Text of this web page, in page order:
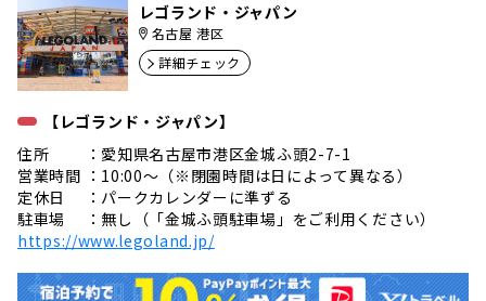
レゴランド・ジャパン
名古屋 港区
詳細チェック
【レゴランド・ジャパン】
住所 ：愛知県名古屋市港区金城ふ頭2-7-1
営業時間 ：10:00〜（※閉園時間は日によって異なる）
定休日 ：パークカレンダーに準ずる
駐車場 ：無し（「金城ふ頭駐車場」をご利用ください）
https://www.legoland.jp/